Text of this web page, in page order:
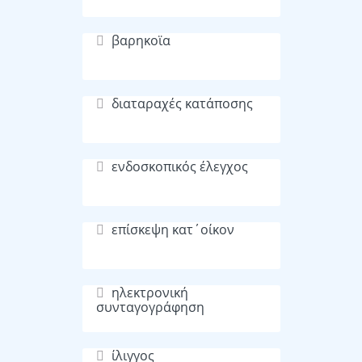
βαρηκοϊα
διαταραχές κατάποσης
ενδοσκοπικός έλεγχος
επίσκεψη κατ΄οίκον
ηλεκτρονική
συνταγογράφηση
ίλιγγος